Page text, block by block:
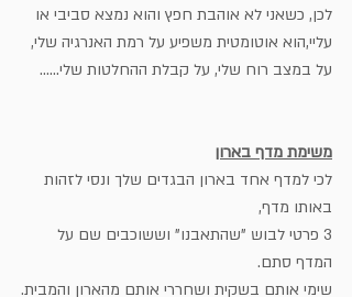
לכן, כשאני לא אוהבת חפץ והוא נמצא סביבי או
עליי,הוא אוטומטית משפיע על רמת האנרגיה שלי,
על במצב רוח שלי, על קבלת ההחלטות שלי......
משימת מדף בארון
לכי למדף אחד בארון הבגדים שלך ונסי לזהות
באותו מדף,
3 פרטי לבוש "שהתאבנו" וששוכבים שם על
המדף סתם.
שימי אותם בשקית ושחררי אותם מהארון והמבית.